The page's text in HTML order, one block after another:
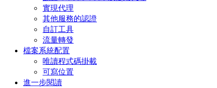
實現代理
其他服務的認證
自訂工具
流量轉發
檔案系統配置
唯讀程式碼掛載
可寫位置
進一步閱讀